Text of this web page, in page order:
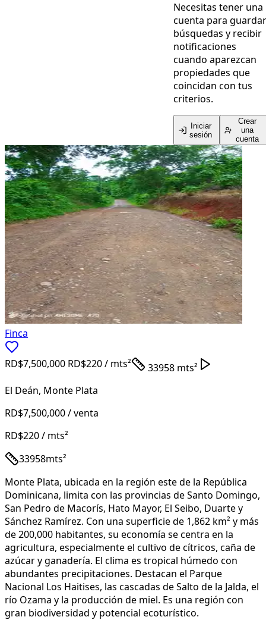
Necesitas tener una
cuenta para guardar
búsquedas y recibir
notificaciones
cuando aparezcan
propiedades que
coincidan con tus
criterios.
Iniciar
sesión
Crear
una
cuenta
Finca
RD$7,500,000 RD$220/ mts²
33958 mts²
El Deán, Monte Plata
RD$7,500,000/ venta
RD$220/ mts²
33958mts²
Monte Plata, ubicada en la región este de la República
Dominicana, limita con las provincias de Santo Domingo,
San Pedro de Macorís, Hato Mayor, El Seibo, Duarte y
Sánchez Ramírez. Con una superficie de 1,862 km² y más
de 200,000 habitantes, su economía se centra en la
agricultura, especialmente el cultivo de cítricos, caña de
azúcar y ganadería. El clima es tropical húmedo con
abundantes precipitaciones. Destacan el Parque
Nacional Los Haitises, las cascadas de Salto de la Jalda, el
río Ozama y la producción de miel. Es una región con
gran biodiversidad y potencial ecoturístico.